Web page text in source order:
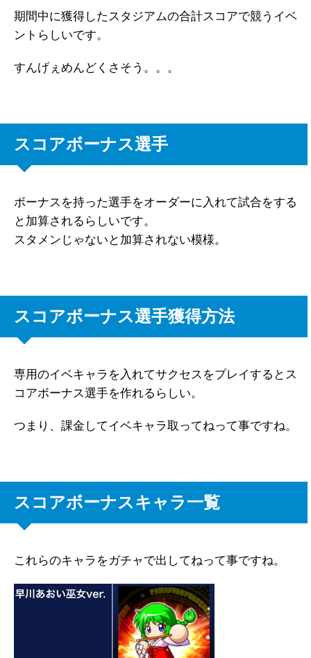
期間中に獲得したスタジアムの合計スコアで競うイベ
ントらしいです。
すんげぇめんどくさそう。。。
スコアボーナス選手
ボーナスを持った選手をオーダーに入れて試合をする
と加算されるらしいです。
スタメンじゃないと加算されない模様。
スコアボーナス選手獲得方法
専用のイベキャラを入れてサクセスをプレイするとス
コアボーナス選手を作れるらしい。
つまり、課金してイベキャラ取ってねって事ですね。
スコアボーナスキャラ一覧
これらのキャラをガチャで出してねって事ですね。